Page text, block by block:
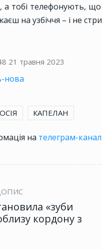
а тобі телефонують,
на узбіччя – і не
21 травня 2023
нова
КАПЕЛАН
на телеграм-
«зуби
кордону з